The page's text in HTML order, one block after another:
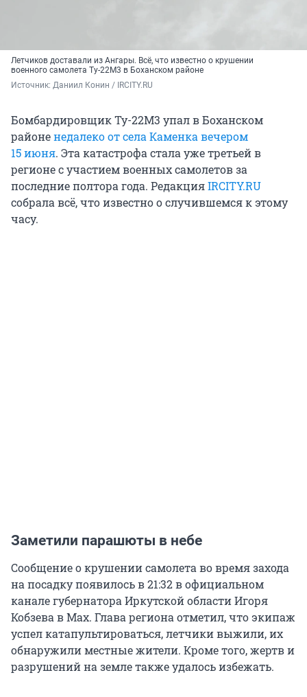
Летчиков доставали из Ангары. Всё, что известно о крушении
военного самолета Ту-22М3 в Боханском районе
Источник: Даниил Конин / IRCITY.RU
Бомбардировщик Ту-22М3 упал в Боханском
районенедалеко от села Каменка вечером
15 июня. Эта катастрофа стала уже третьей в
регионе с участием военных самолетов за
последние полтора года. РедакцияIRCITY.RU
собрала всё, что известно о случившемся к этому
часу.
Заметили парашюты в небе
Сообщение о крушении самолета во время захода
на посадку появилось в 21:32 в официальном
канале губернатора Иркутской области Игоря
Кобзева в Max. Глава региона отметил, что экипаж
успел катапультироваться, летчики выжили, их
обнаружили местные жители. Кроме того, жертв и
разрушений на земле также удалось избежать.